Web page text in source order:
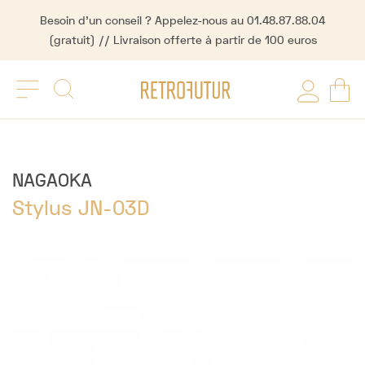
Besoin d'un conseil ? Appelez-nous au 01.48.87.88.04
(gratuit) // Livraison offerte à partir de 100 euros
NAGAOKA
Stylus JN-03D